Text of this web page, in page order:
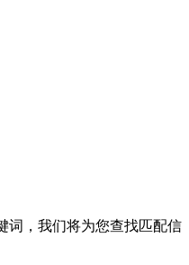
词，我们将为您查找匹配信